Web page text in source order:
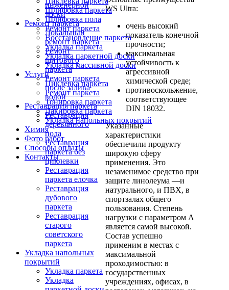
Шлифовка паркета
Шлифовка пола
Ремонт паркета
Восстановление паркета
Укладка паркета
Укладка паркетной доски
Укладка массивной доски
Услуги
Циклевка паркета
Ремонт паркета
Тонировка паркета
Лакировка паркета
Укладка напольных покрытий
Химия
Фото работ
Способы оплаты
Контакты
инженерной
доски
Ремонт паркета
Локальный
ремонт паркета
Ремонт
щитового
паркета
Ремонт паркета
после залива
водой
Реставрация паркета
Реставрация
деревянного
пола
Реставрация
паркета без
циклевки
Реставрация
паркета елочка
Реставрация
дубового
паркета
Реставрация
старого
советского
паркета
Укладка напольных
покрытий
Укладка паркета
Укладка
WS Ultra:
очень высокий
показатель конечной
прочности;
максимальная
устойчивость к
агрессивной
химической среде;
противоскольжение,
соответствующее
DIN 18032.
Указанные
характеристики
обеспечили продукту
широкую сферу
применения. Это
незаменимое средство при
защите линолеума —и
натурального, и ПВХ, в
спортзалах общего
пользования. Степень
нагрузки с параметром А
является самой высокой.
Состав успешно
применим в местах с
максимальной
проходимостью: в
государственных
учреждениях, офисах, в